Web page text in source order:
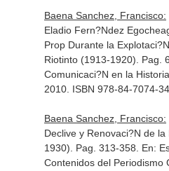
Baena Sanchez, Francisco:
Eladio Fern?Ndez
Prop Durante la
Riotinto (1913-1920). Pag.
Comunicaci?N en la
2010. ISBN 978-84-7074-
Baena Sanchez, Francisco:
Declive y Renovaci?N de
1930). Pag. 313-358. En:
Contenidos del Periodismo